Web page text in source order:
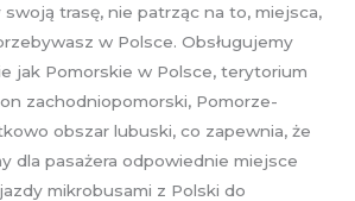
trasę, nie patrząc na to, miejsca,
w Polsce. Obsługujemy
jak Pomorskie w Polsce, terytorium
zachodniopomorski, Pomorze-
obszar lubuski, co zapewnia, że
dla pasażera odpowiednie miejsce
mikrobusami z Polski do